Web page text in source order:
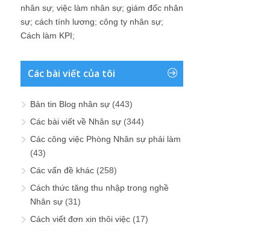
nhân sự; việc làm nhân sự; giám đốc nhân
sự; cách tính lương; công ty nhân sự;
Cách làm KPI;
Các bài viết của tôi
Bản tin Blog nhân sự (443)
Các bài viết về Nhân sự (344)
Các công việc Phòng Nhân sự phải làm
(43)
Các vấn đề khác (258)
Cách thức tăng thu nhập trong nghề
Nhân sự (31)
Cách viết đơn xin thôi việc (17)